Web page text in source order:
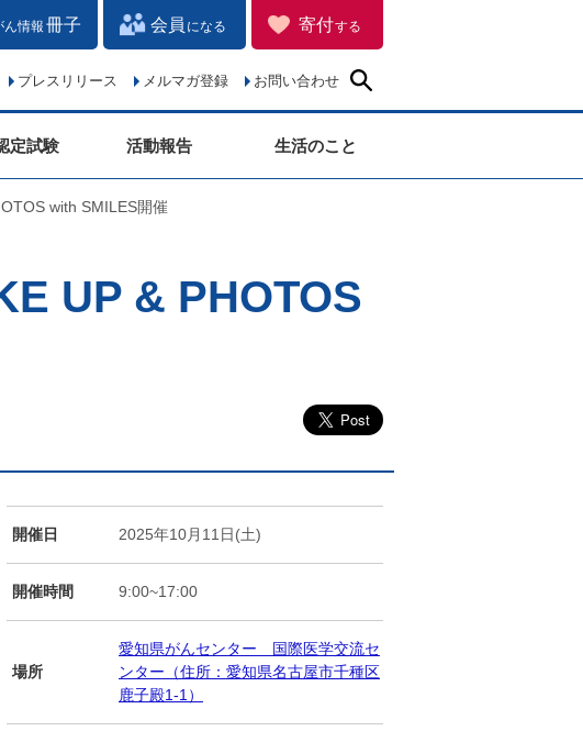
ん情報 冊子 寄付する
会員 になる
お問い合わせ
メルマガ登録
プレスリリース
定試験 活動報告 生活のこと
with SMILES開催
UP & PHOTOS
開催日 2025年10月11日(土)
開催時間 9:00~17:00
場所
愛知県がんセンター 国際医学交流セ
ンター（住所：愛知県名古屋市千種区
鹿子殿1-1）